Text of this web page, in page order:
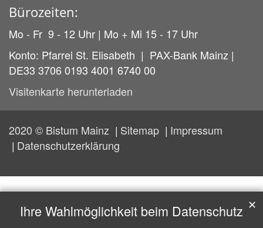
Bürozeiten:
Mo - Fr 9 - 12 Uhr | Mo + Mi 15 - 17 Uhr
Konto: Pfarrei St. Elisabeth | PAX-Bank Mainz |
DE33 3706 0193 4001 6740 00
Visitenkarte herunterladen
2020 © Bistum Mainz Sitemap
Impressum
Datenschutzerklärung
Ihre Wahlmöglichkeit beim Datenschutz ✕